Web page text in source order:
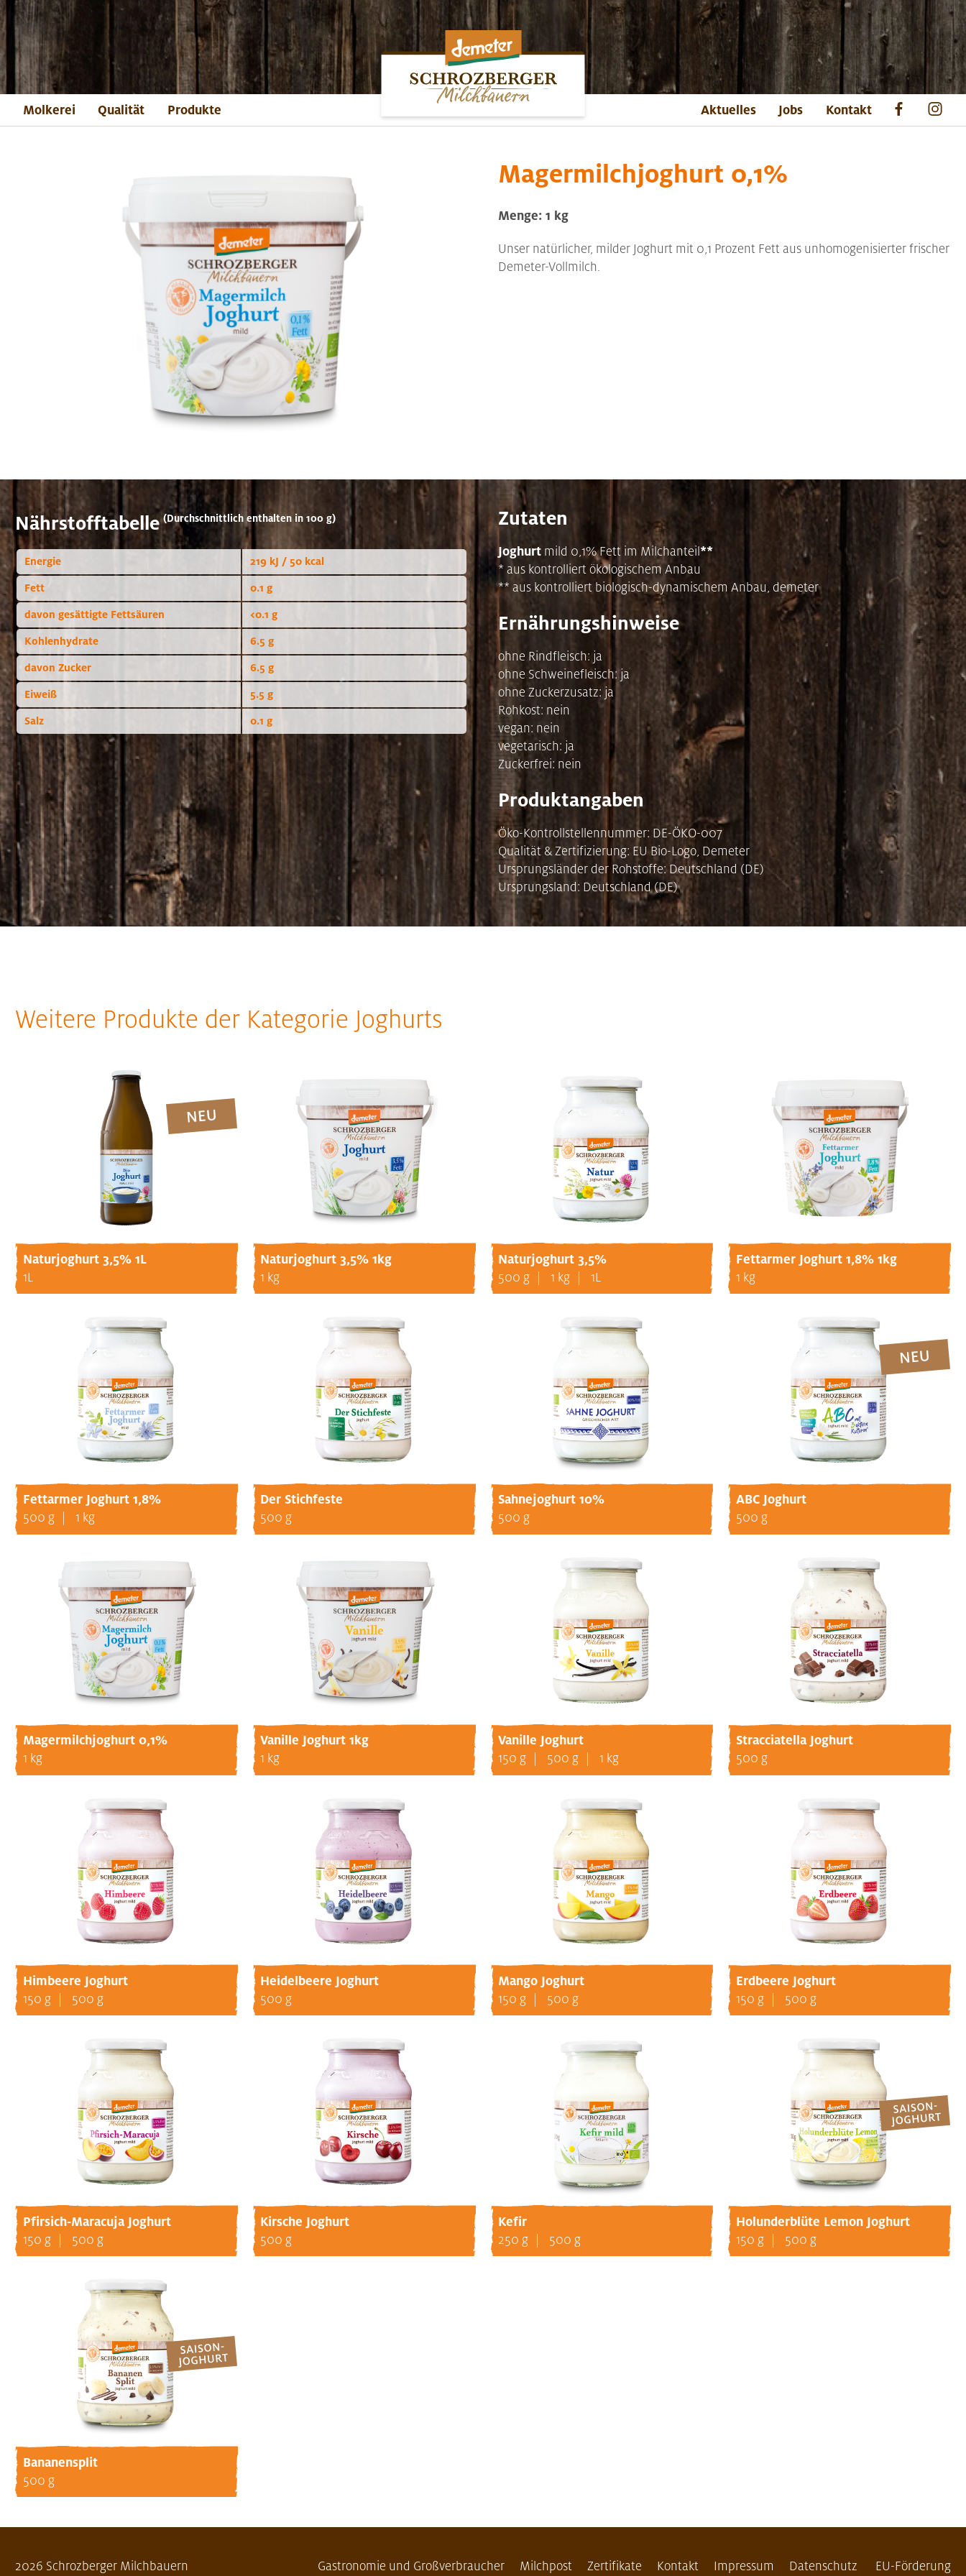
Molkerei Qualität Produkte Aktuelles Jobs Kontakt
Magermilchjoghurt 0,1%
Menge: 1 kg
Unser natürlicher, milder Joghurt mit 0,1 Prozent Fett aus unhomogenisierter frischer
Demeter-Vollmilch.
Nährstofftabelle (Durchschnittlich enthalten in 100 g)
Energie 219 kJ / 50 kcal
Fett 0.1 g
davon gesättigte Fettsäuren <0.1 g
Kohlenhydrate 6.5 g
davon Zucker 6.5 g
Eiweiß 5.5 g
Salz 0.1 g
Zutaten
Joghurt mild 0,1% Fett im Milchanteil**
* aus kontrolliert ökologischem Anbau
** aus kontrolliert biologisch-dynamischem Anbau, demeter
Ernährungshinweise
ohne Rindfleisch: ja
ohne Schweinefleisch: ja
ohne Zuckerzusatz: ja
Rohkost: nein
vegan: nein
vegetarisch: ja
Zuckerfrei: nein
Produktangaben
Öko-Kontrollstellennummer: DE-ÖKO-007
Qualität & Zertifizierung: EU Bio-Logo, Demeter
Ursprungsländer der Rohstoffe: Deutschland (DE)
Ursprungsland: Deutschland (DE)
Weitere Produkte der Kategorie Joghurts
Naturjoghurt 3,5% 1L
1L
Naturjoghurt 3,5% 1kg
1 kg
Naturjoghurt 3,5%
500 g 1 kg 1L
Fettarmer Joghurt 1,8% 1kg
1 kg
Fettarmer Joghurt 1,8%
500 g 1 kg
Der Stichfeste
500 g
Sahnejoghurt 10%
500 g
ABC Joghurt
500 g
Magermilchjoghurt 0,1%
1 kg
Vanille Joghurt 1kg
1 kg
Vanille Joghurt
150 g 500 g 1 kg
Stracciatella Joghurt
500 g
Himbeere Joghurt
150 g 500 g
Heidelbeere Joghurt
500 g
Mango Joghurt
150 g 500 g
Erdbeere Joghurt
150 g 500 g
Pfirsich-Maracuja Joghurt
150 g 500 g
Kirsche Joghurt
500 g
Kefir
250 g 500 g
Holunderblüte Lemon Joghurt
150 g 500 g
Bananensplit
500 g
2026 Schrozberger Milchbauern Gastronomie und Großverbraucher Milchpost Zertifikate Kontakt Impressum Datenschutz EU-Förderung